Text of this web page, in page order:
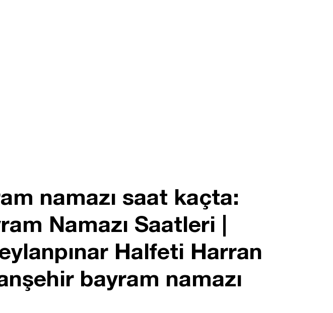
namazı saat kaçta:
Namazı Saatleri |
Halfeti Harran
bayram namazı